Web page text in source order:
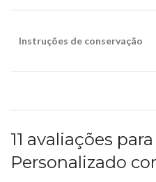
Instruções de conservação
11 avaliações para
Personalizado